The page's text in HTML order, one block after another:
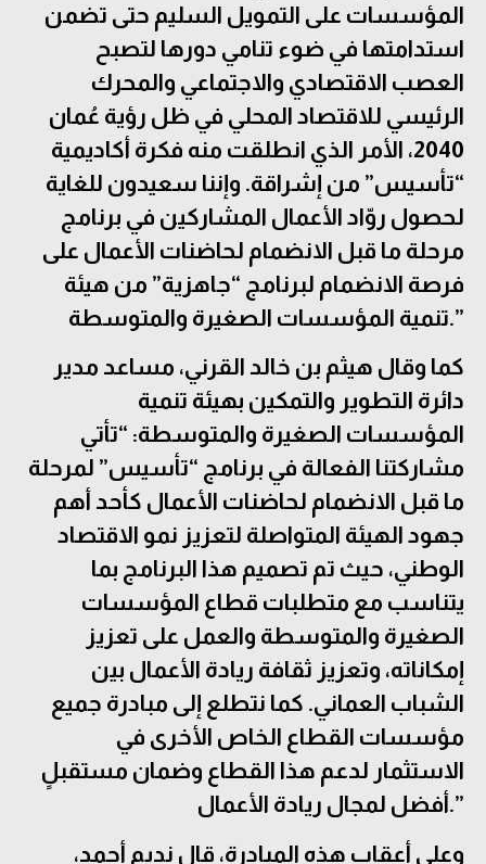
المؤسسات على التمويل السليم حتى تضمن
استدامتها في ضوء تنامي دورها لتصبح
العصب الاقتصادي والاجتماعي والمحرك
الرئيسي للاقتصاد المحلي في ظل رؤية عُمان
2040، الأمر الذي انطلقت منه فكرة أكاديمية
“تأسيس” من إشراقة. وإننا سعيدون للغاية
لحصول روّاد الأعمال المشاركين في برنامج
مرحلة ما قبل الانضمام لحاضنات الأعمال على
فرصة الانضمام لبرنامج “جاهزية” من هيئة
تنمية المؤسسات الصغيرة والمتوسطة.”
كما وقال هيثم بن خالد القرني، مساعد مدير
دائرة التطوير والتمكين بهيئة تنمية
المؤسسات الصغيرة والمتوسطة: “تأتي
مشاركتنا الفعالة في برنامج “تأسيس” لمرحلة
ما قبل الانضمام لحاضنات الأعمال كأحد أهم
جهود الهيئة المتواصلة لتعزيز نمو الاقتصاد
الوطني، حيث تم تصميم هذا البرنامج بما
يتناسب مع متطلبات قطاع المؤسسات
الصغيرة والمتوسطة والعمل على تعزيز
إمكاناته، وتعزيز ثقافة ريادة الأعمال بين
الشباب العماني. كما نتطلع إلى مبادرة جميع
مؤسسات القطاع الخاص الأخرى في
الاستثمار لدعم هذا القطاع وضمان مستقبلٍ
أفضل لمجال ريادة الأعمال.”
وعلى أعقاب هذه المبادرة، قال نديم أحمد،